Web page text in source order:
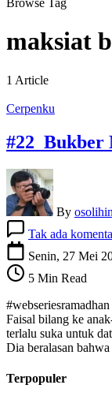
Browse Tag
maksiat
1 Article
Cerpenku
#22 Bukber
By osolihin
Tak ada
Senin, 27 Mei
5 Min Read
Faisal bilang ke
terlalu suka untuk
Dia beralasan
Terpopuler